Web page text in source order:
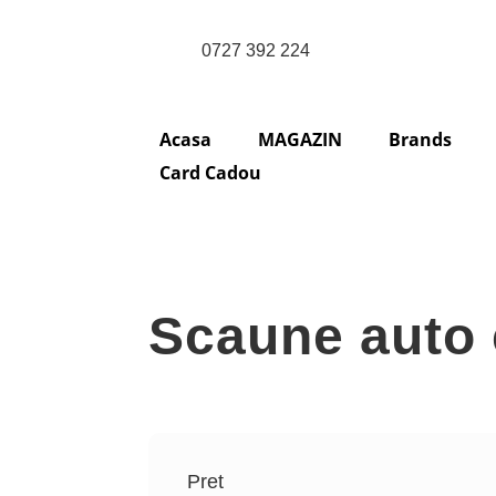
0727 392 224
Acasa MAGAZIN Brands
Card Cadou
Scaune
Pret